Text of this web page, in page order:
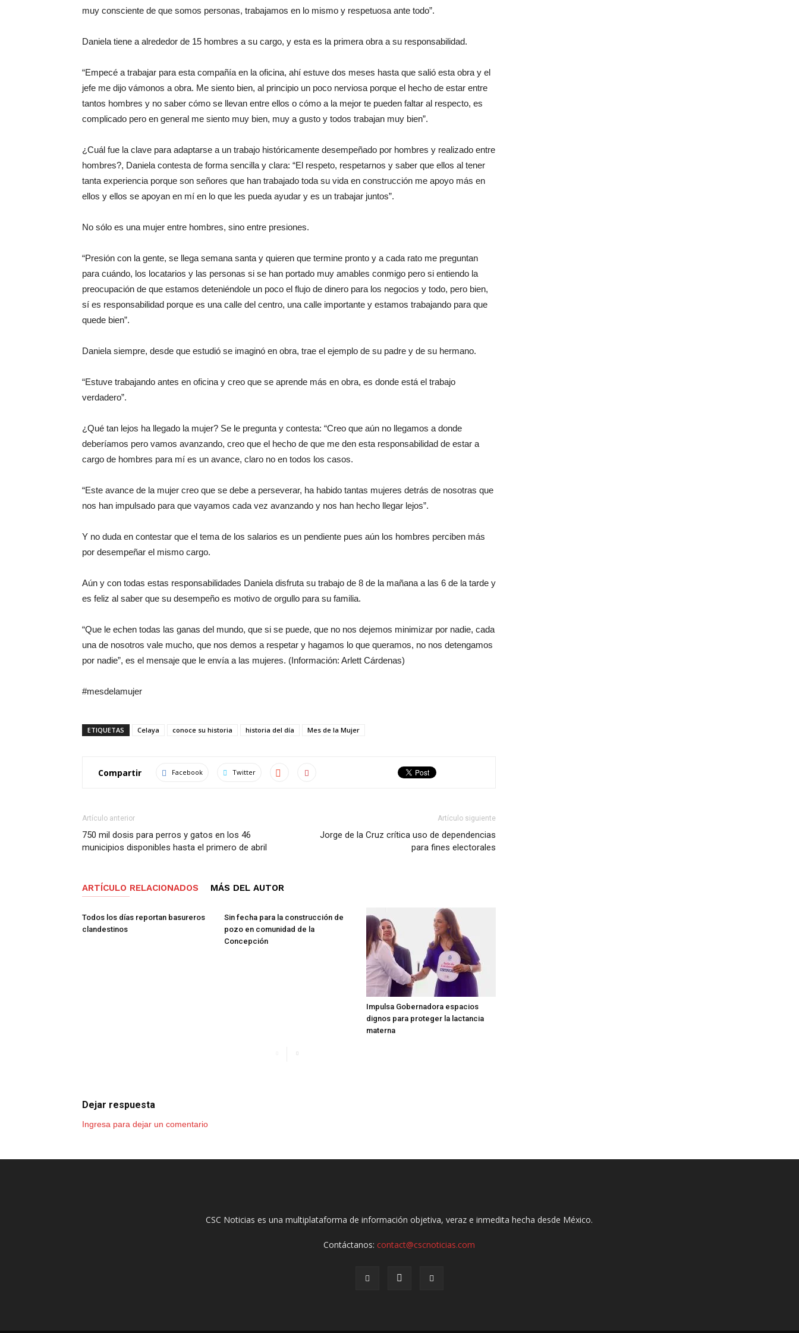
muy consciente de que somos personas, trabajamos en lo mismo y respetuosa ante todo”.
Daniela tiene a alrededor de 15 hombres a su cargo, y esta es la primera obra a su responsabilidad.
“Empecé a trabajar para esta compañía en la oficina, ahí estuve dos meses hasta que salió esta obra y el
jefe me dijo vámonos a obra. Me siento bien, al principio un poco nerviosa porque el hecho de estar entre
tantos hombres y no saber cómo se llevan entre ellos o cómo a la mejor te pueden faltar al respecto, es
complicado pero en general me siento muy bien, muy a gusto y todos trabajan muy bien”.
¿Cuál fue la clave para adaptarse a un trabajo históricamente desempeñado por hombres y realizado entre
hombres?, Daniela contesta de forma sencilla y clara: “El respeto, respetarnos y saber que ellos al tener
tanta experiencia porque son señores que han trabajado toda su vida en construcción me apoyo más en
ellos y ellos se apoyan en mí en lo que les pueda ayudar y es un trabajar juntos”.
No sólo es una mujer entre hombres, sino entre presiones.
“Presión con la gente, se llega semana santa y quieren que termine pronto y a cada rato me preguntan
para cuándo, los locatarios y las personas si se han portado muy amables conmigo pero si entiendo la
preocupación de que estamos deteniéndole un poco el flujo de dinero para los negocios y todo, pero bien,
sí es responsabilidad porque es una calle del centro, una calle importante y estamos trabajando para que
quede bien”.
Daniela siempre, desde que estudió se imaginó en obra, trae el ejemplo de su padre y de su hermano.
“Estuve trabajando antes en oficina y creo que se aprende más en obra, es donde está el trabajo
verdadero”.
¿Qué tan lejos ha llegado la mujer? Se le pregunta y contesta: “Creo que aún no llegamos a donde
deberíamos pero vamos avanzando, creo que el hecho de que me den esta responsabilidad de estar a
cargo de hombres para mí es un avance, claro no en todos los casos.
“Este avance de la mujer creo que se debe a perseverar, ha habido tantas mujeres detrás de nosotras que
nos han impulsado para que vayamos cada vez avanzando y nos han hecho llegar lejos”.
Y no duda en contestar que el tema de los salarios es un pendiente pues aún los hombres perciben más
por desempeñar el mismo cargo.
Aún y con todas estas responsabilidades Daniela disfruta su trabajo de 8 de la mañana a las 6 de la tarde y
es feliz al saber que su desempeño es motivo de orgullo para su familia.
“Que le echen todas las ganas del mundo, que si se puede, que no nos dejemos minimizar por nadie, cada
una de nosotros vale mucho, que nos demos a respetar y hagamos lo que queramos, no nos detengamos
por nadie”, es el mensaje que le envía a las mujeres. (Información: Arlett Cárdenas)
#mesdelamujer
ETIQUETAS Celaya conoce su historia historia del día Mes de la Mujer
Compartir Facebook Twitter
Artículo anterior
750 mil dosis para perros y gatos en los 46
municipios disponibles hasta el primero de abril
Artículo siguiente
Jorge de la Cruz crítica uso de dependencias
para fines electorales
ARTÍCULO RELACIONADOS MÁS DEL AUTOR
Todos los días reportan basureros
clandestinos
Sin fecha para la construcción de
pozo en comunidad de la
Concepción
Impulsa Gobernadora espacios
dignos para proteger la lactancia
materna
Dejar respuesta
Ingresa para dejar un comentario
CSC Noticias es una multiplataforma de información objetiva, veraz e inmedita hecha desde México.
Contáctanos:contact@cscnoticias.com